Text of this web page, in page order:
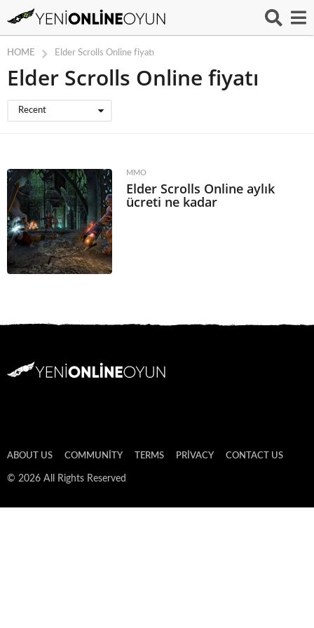
HOME Elder Scrolls Online fiyatı
Elder Scrolls Online fiyatı
Recent
MMO
Elder Scrolls Online aylık
ücreti ne kadar
ABOUT US COMMUNITY TERMS PRIVACY CONTACT US
© 2026 All Rights Reserved